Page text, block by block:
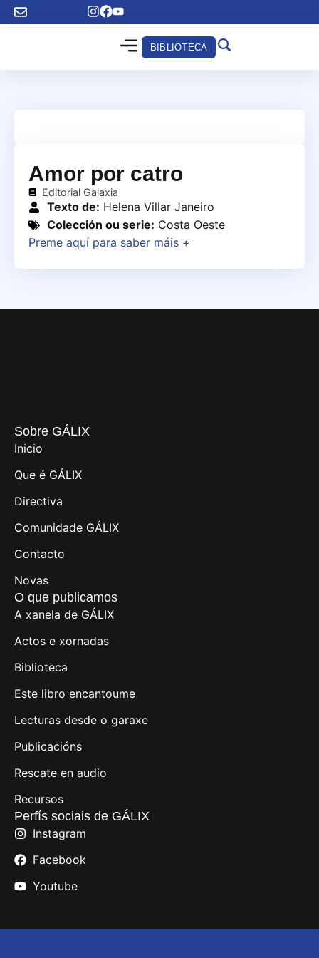
BIBLIOTECA
Amor por catro
Editorial Galaxia
Texto de: Helena Villar Janeiro
Colección ou serie: Costa Oeste
Preme aquí para saber máis +
Sobre GÁLIX
Inicio
Que é GÁLIX
Directiva
Comunidade GÁLIX
Contacto
Novas
O que publicamos
A xanela de GÁLIX
Actos e xornadas
Biblioteca
Este libro encantoume
Lecturas desde o garaxe
Publicacións
Rescate en audio
Recursos
Perfís sociais de GÁLIX
Instagram
Facebook
Youtube